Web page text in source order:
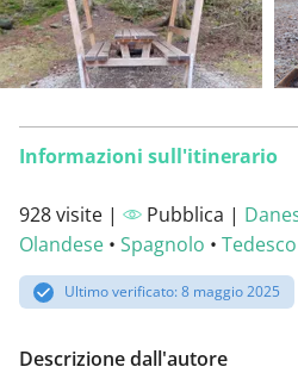
Informazioni sull'itinerario
928 visite | Pubblica |
Olandese • Spagnolo • Tedesco
Ultimo verificato: 8 maggio 2025
Descrizione dall'autore